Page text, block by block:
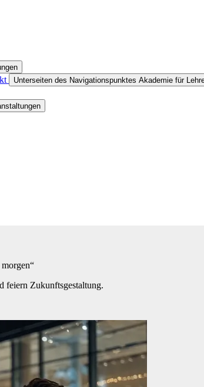
Unterseiten des Navigationspunktes Akademie für
feiern Zukunftsgestaltung.